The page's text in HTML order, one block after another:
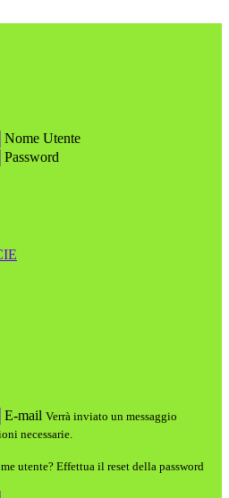
Nome Utente
Password
E-mail Verrà inviato un messaggio
necessarie.
utente? Effettua il reset della password